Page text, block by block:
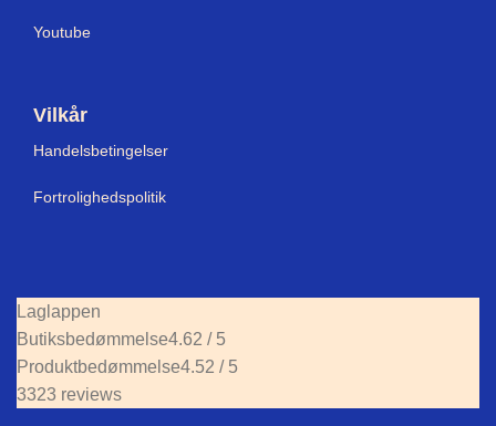
Youtube
Vilkår
Handelsbetingelser
Fortrolighedspolitik
Laglappen
Butiksbedømmelse4.62 / 5
Produktbedømmelse4.52 / 5
3323 reviews